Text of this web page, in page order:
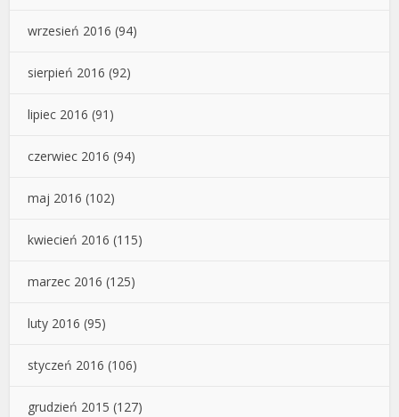
wrzesień 2016 (94)
sierpień 2016 (92)
lipiec 2016 (91)
czerwiec 2016 (94)
maj 2016 (102)
kwiecień 2016 (115)
marzec 2016 (125)
luty 2016 (95)
styczeń 2016 (106)
grudzień 2015 (127)